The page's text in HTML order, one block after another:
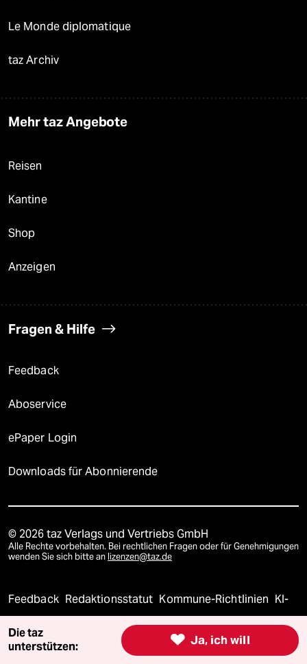
Le Monde diplomatique
taz Archiv
Mehr taz Angebote
Reisen
Kantine
Shop
Anzeigen
Fragen & Hilfe
Feedback
Aboservice
ePaper Login
Downloads für Abonnierende
© 2026 taz Verlags und Vertriebs GmbH
Alle Rechte vorbehalten. Bei rechtlichen Fragen oder für Genehmigungen
wenden Sie sich bitte an lizenzen@taz.de
Feedback Redaktionsstatut Kommune-Richtlinien KI-
Leitlinie Datenschutz Impressum
 Ja, ich will
Die taz
unterstützen: